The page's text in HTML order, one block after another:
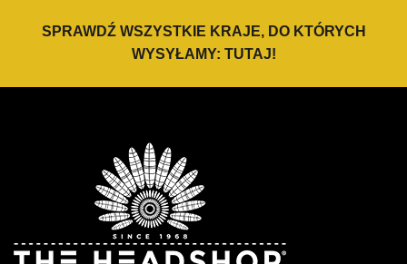
SPRAWDŹ WSZYSTKIE KRAJE, DO KTÓRYCH
WYSYŁAMY: TUTAJ!